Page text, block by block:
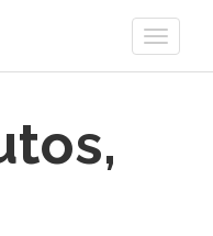
Toggle